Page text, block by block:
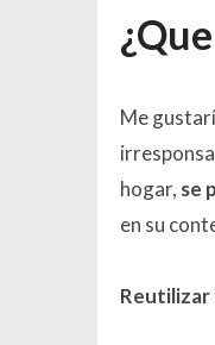
Me
hogar, se
en su
Reutilizar